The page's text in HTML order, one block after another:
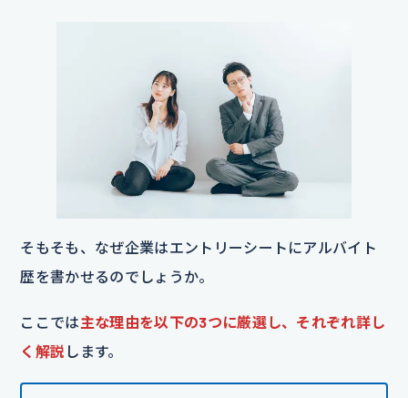
そもそも、なぜ企業はエントリーシートにアルバイト
歴を書かせるのでしょうか。
ここでは主な理由を以下の3つに厳選し、それぞれ詳し
く解説 します。